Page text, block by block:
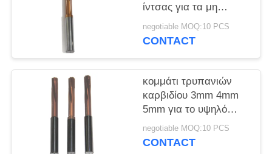
ίντσας για τα μη
σιδηρούχα μέταλλα
negotiable MOQ:10 PCS
CONTACT
κομμάτι τρυπανιών
καρβιδίου 3mm 4mm
5mm για το υψηλό
κοβάλτιο σκληρότητας
χάλυβα μετάλλων 11
negotiable MOQ:10 PCS
CONTACT